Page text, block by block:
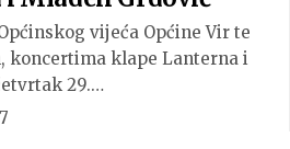
vijeća Općine Vir te
koncertima klape Lanterna i
29.…